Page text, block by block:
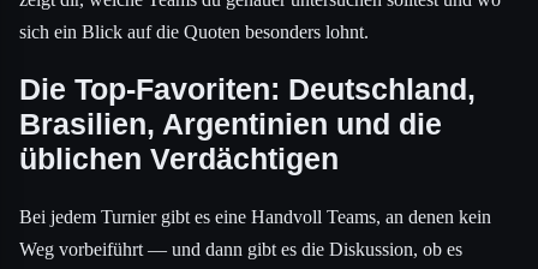
sich ein Blick auf die Quoten besonders lohnt.
Die Top-Favoriten: Deutschland,
Brasilien, Argentinien und die
üblichen Verdächtigen
Bei jedem Turnier gibt es eine Handvoll Teams, an denen kein
Weg vorbeiführt — und dann gibt es die Diskussion, ob es